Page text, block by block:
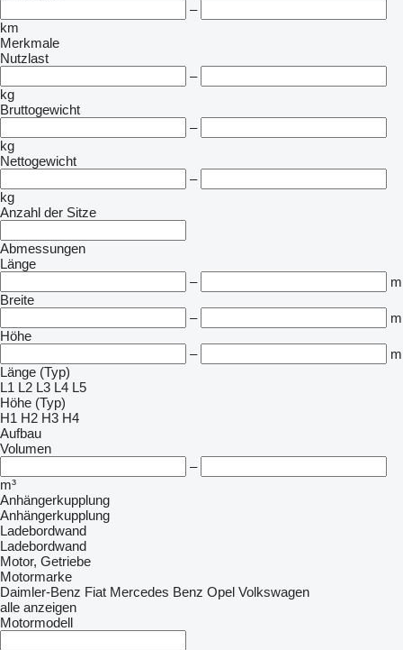
–
km
Merkmale
Nutzlast
–
kg
Bruttogewicht
–
kg
Nettogewicht
–
kg
Anzahl der Sitze
Abmessungen
Länge
–
m
Breite
–
m
Höhe
–
m
Länge (Typ)
L1 L2 L3 L4 L5
Höhe (Typ)
H1 H2 H3 H4
Aufbau
Volumen
–
m³
Anhängerkupplung
Anhängerkupplung
Ladebordwand
Ladebordwand
Motor, Getriebe
Motormarke
Daimler-Benz Fiat Mercedes Benz Opel Volkswagen
alle anzeigen
Motormodell